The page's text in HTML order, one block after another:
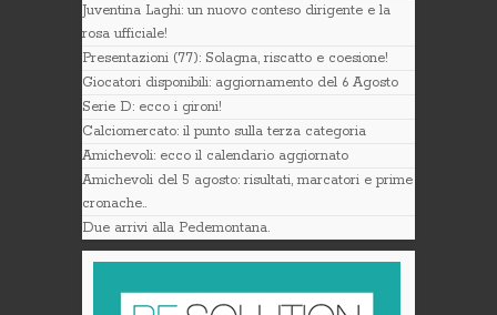
Juventina Laghi: un nuovo conteso dirigente e la
rosa ufficiale!
Presentazioni (77): Solagna, riscatto e coesione!
Giocatori disponibili: aggiornamento del 6 Agosto
Serie D: ecco i gironi!
Calciomercato: il punto sulla terza categoria
Amichevoli: ecco il calendario aggiornato
Amichevoli del 5 agosto: risultati, marcatori e prime
cronache..
Due arrivi alla Pedemontana.